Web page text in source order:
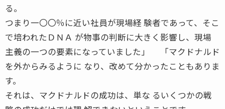
る。
つまり一〇〇％に近い社員が現場経 験者であって、そこ
で培われたＤＮＡ が物事の判断に大きく影響し、現場
主義の一つの要素になっていました」 「マクドナルド
を外からみるように なり、改めて分かったこともありま
す。
それは、マクドナルドの成功は、単な るいくつかの戦